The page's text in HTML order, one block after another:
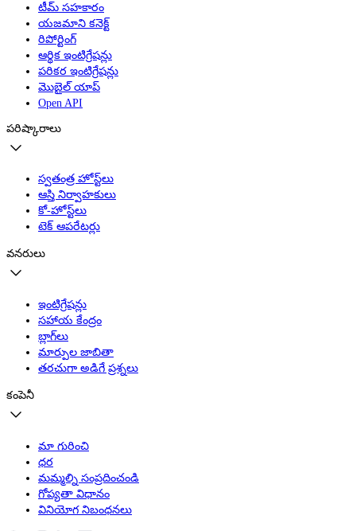
టీమ్ సహకారం
యజమాని కనెక్ట్
రిపోర్టింగ్
ఆర్థిక ఇంటిగ్రేషన్లు
పరికర ఇంటిగ్రేషన్లు
మొబైల్ యాప్
Open API
పరిష్కారాలు
స్వతంత్ర హోస్ట్‌లు
ఆస్తి నిర్వాహకులు
కో-హోస్ట్‌లు
టెక్ ఆపరేటర్లు
వనరులు
ఇంటిగ్రేషన్లు
సహాయ కేంద్రం
బ్లాగ్‌లు
మార్పుల జాబితా
తరచుగా అడిగే ప్రశ్నలు
కంపెనీ
మా గురించి
ధర
మమ్మల్ని సంప్రదించండి
గోప్యతా విధానం
వినియోగ నిబంధనలు